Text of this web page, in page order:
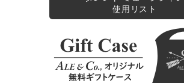
使用リスト